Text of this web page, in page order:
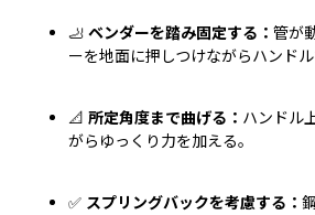
🦶ベンダーを踏み固定する：管が
ーを地面に押しつけながらハンドル
📐所定角度まで曲げる： ハンドル
がらゆっくり力を加える。
✅ スプリングバックを考慮する：